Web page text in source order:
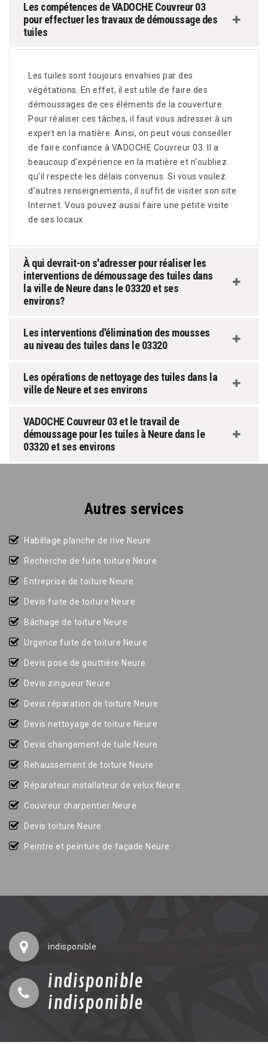
Les compétences de VADOCHE Couvreur 03
pour effectuer les travaux de démoussage des
tuiles
Les tuiles sont toujours envahies par des
végétations. En effet, il est utile de faire des
démoussages de ces éléments de la couverture.
Pour réaliser ces tâches, il faut vous adresser à un
expert en la matière. Ainsi, on peut vous conseiller
de faire confiance à VADOCHE Couvreur 03. Il a
beaucoup d'expérience en la matière et n'oubliez
qu'il respecte les délais convenus. Si vous voulez
d'autres renseignements, il suffit de visiter son site
Internet. Vous pouvez aussi faire une petite visite
de ses locaux.
À qui devrait-on s'adresser pour réaliser les
interventions de démoussage des tuiles dans
la ville de Neure dans le 03320 et ses
environs?
Les interventions d'élimination des mousses
au niveau des tuiles dans le 03320
Les opérations de nettoyage des tuiles dans la
ville de Neure et ses environs
VADOCHE Couvreur 03 et le travail de
démoussage pour les tuiles à Neure dans le
03320 et ses environs
Autres services
Habillage planche de rive Neure
Recherche de fuite toiture Neure
Entreprise de toiture Neure
Devis fuite de toiture Neure
Bâchage de toiture Neure
Urgence fuite de toiture Neure
Devis pose de gouttière Neure
Devis zingueur Neure
Devis réparation de toiture Neure
Devis nettoyage de toiture Neure
Devis changement de tuile Neure
Rehaussement de toiture Neure
Réparateur installateur de velux Neure
Couvreur charpentier Neure
Devis toiture Neure
Peintre et peinture de façade Neure
indisponible
indisponible
indisponible